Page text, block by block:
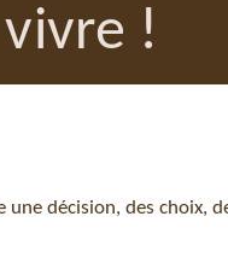
!
décision, des choix,